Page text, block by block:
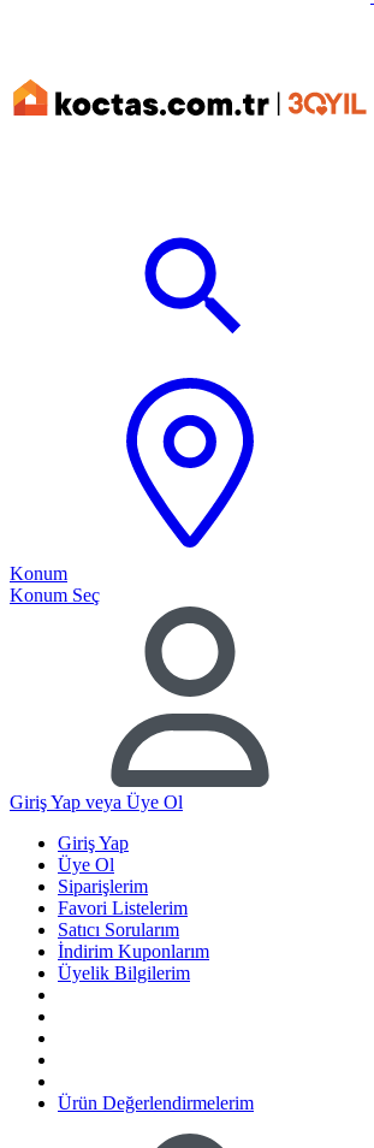
Konum
Konum Seç
Giriş Yap veya Üye Ol
Giriş Yap
Üye Ol
Siparişlerim
Favori Listelerim
Satıcı Sorularım
İndirim Kuponlarım
Üyelik Bilgilerim
Ürün Değerlendirmelerim